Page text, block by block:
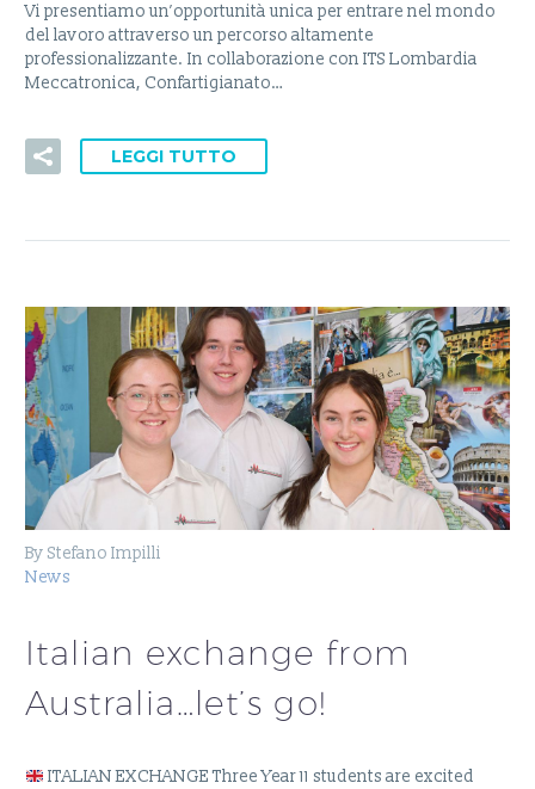
Vi presentiamo un’opportunità unica per entrare nel mondo
del lavoro attraverso un percorso altamente
professionalizzante. In collaborazione con ITS Lombardia
Meccatronica, Confartigianato…
LEGGI TUTTO
By Stefano Impilli
News
Italian exchange from
Australia…let’s go!
ITALIAN EXCHANGE Three Year 11 students are excited